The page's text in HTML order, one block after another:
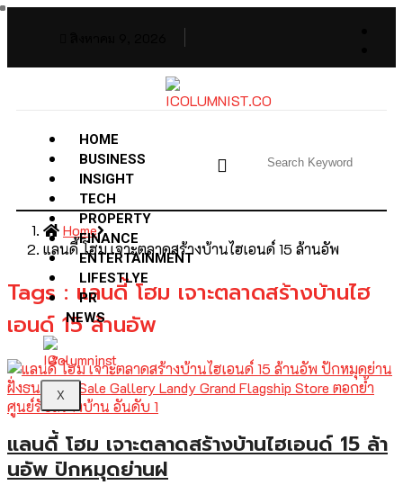
HOME
BUSINESS
INSIGHT
TECH
PROPERTY
FINANCE
ENTERTAINMENT
LIFESTLYE
PR
NEWS
X
Home
แลนดี้ โฮม เจาะตลาดสร้างบ้านไฮเอนด์ 15 ล้านอัพ
Tags : แลนดี้ โฮม เจาะตลาดสร้างบ้านไฮ
เอนด์ 15 ล้านอัพ
แลนดี้ โฮม เจาะตลาดสร้างบ้านไฮเอนด์ 15 ล้า
นอัพ ปักหมุดย่านฝ